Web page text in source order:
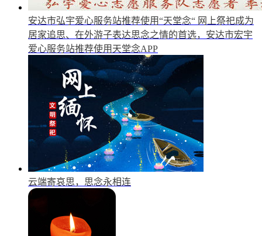
安达市弘宇爱心服务站推荐使用“天堂念“ 网上祭祀成为
居家追思、在外游子表达思念之情的首选，安达市宏宇
爱心服务站推荐使用天堂念APP
云端寄哀思，思念永相连